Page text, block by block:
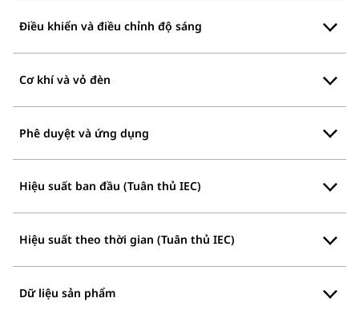
Điều khiển và điều chỉnh độ sáng
Cơ khí và vỏ đèn
Phê duyệt và ứng dụng
Hiệu suất ban đầu (Tuân thủ IEC)
Hiệu suất theo thời gian (Tuân thủ IEC)
Dữ liệu sản phẩm